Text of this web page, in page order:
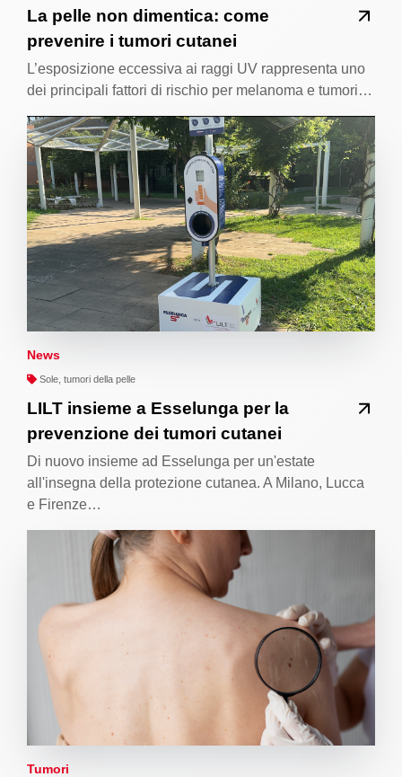
La pelle non dimentica: come
prevenire i tumori cutanei
L’esposizione eccessiva ai raggi UV rappresenta uno
dei principali fattori di rischio per melanoma e tumori…
News
Sole, tumori della pelle
LILT insieme a Esselunga per la
prevenzione dei tumori cutanei
Di nuovo insieme ad Esselunga per un'estate
all'insegna della protezione cutanea. A Milano, Lucca
e Firenze…
Tumori